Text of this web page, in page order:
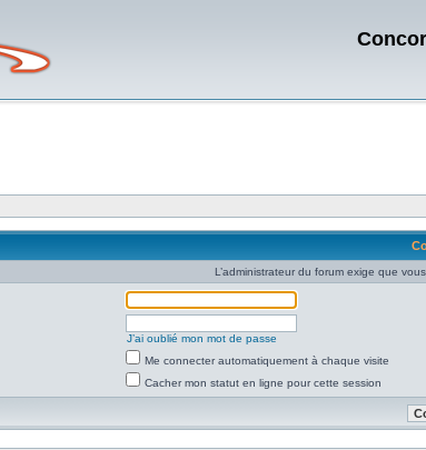
L’administrateur du forum exige que
J’ai oublié mon mot de passe
Me connecter automatiquement à chaque visite
Cacher mon statut en ligne pour cette session